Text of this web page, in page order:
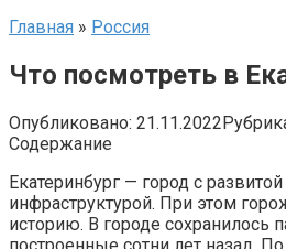
Главная » Россия
Что посмотреть в
Опубликовано: 21.11.2022
Содержание
Екатеринбург — город с
инфраструктурой. При этом
историю. В городе сохранилось